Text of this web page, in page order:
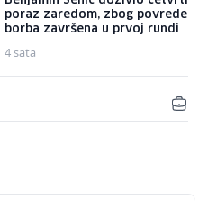
poraz zaredom, zbog povrede
borba završena u prvoj rundi
4 sata